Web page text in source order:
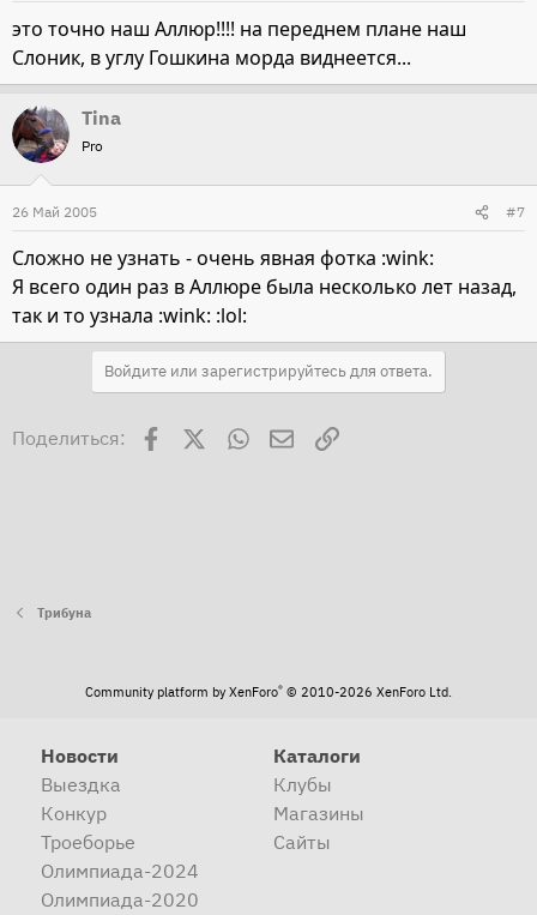
это точно наш Аллюр!!!! на переднем плане наш
Слоник, в углу Гошкина морда виднеется...
Tina
Pro
26 Май 2005 #7
Сложно не узнать - очень явная фотка :wink:
Я всего один раз в Аллюре была несколько лет назад,
так и то узнала :wink: :lol:
Войдите или зарегистрируйтесь для ответа.
Поделиться: Facebook WhatsAppЭлектронная почта
Ссылка
Трибуна
Community platform by XenForo® © 2010-2026 XenForo Ltd.
Новости
Выездка
Конкур
Троеборье
Олимпиада-2024
Олимпиада-2020
Каталоги
Клубы
Магазины
Сайты